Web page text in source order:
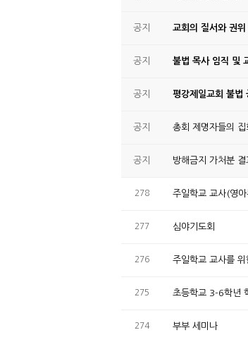
공지 교회의 질서와 권
공지 불법 목사 임직 및
공지 평강제일교회 불법
공지 총회 제명자들의 집
공지 방해금지 가처분
278 주일학교 교사(영
277 심야기도회
276 주일학교 교사를
275 초등학교 3-6학년
274 부부 세미나